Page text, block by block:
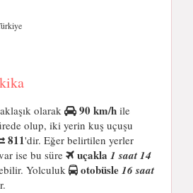
olarak 90 km/h ile
olup, iki yerin kuş uçuşu
811'dir. Eğer belirtilen yerler
ise bu süre
uçakla 1 saat 14
Yolculuk otobüsle16 saat